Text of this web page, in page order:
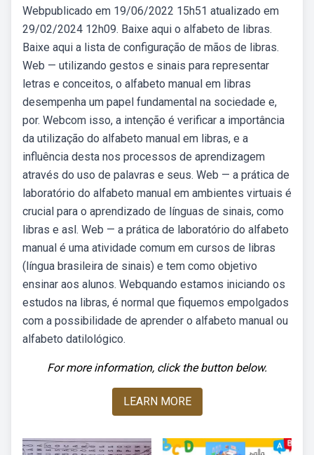
Webpublicado em 19/06/2022 15h51 atualizado em
29/02/2024 12h09. Baixe aqui o alfabeto de libras.
Baixe aqui a lista de configuração de mãos de libras.
Web — utilizando gestos e sinais para representar
letras e conceitos, o alfabeto manual em libras
desempenha um papel fundamental na sociedade e,
por. Webcom isso, a intenção é verificar a importância
da utilização do alfabeto manual em libras, e a
influência desta nos processos de aprendizagem
através do uso de palavras e seus. Web — a prática de
laboratório do alfabeto manual em ambientes virtuais é
crucial para o aprendizado de línguas de sinais, como
libras e asl. Web — a prática de laboratório do alfabeto
manual é uma atividade comum em cursos de libras
(língua brasileira de sinais) e tem como objetivo
ensinar aos alunos. Webquando estamos iniciando os
estudos na libras, é normal que fiquemos empolgados
com a possibilidade de aprender o alfabeto manual ou
alfabeto datilológico.
For more information, click the button below.
LEARN MORE